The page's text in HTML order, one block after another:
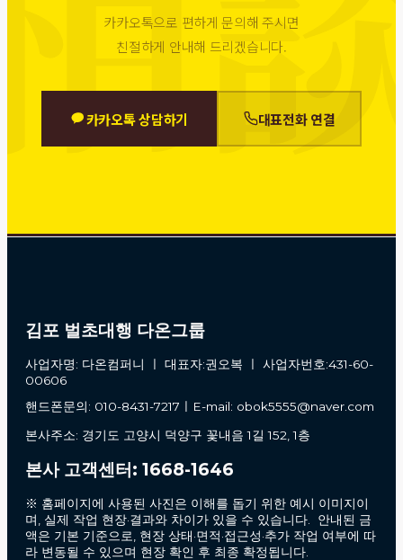
카카오톡으로 편하게 문의해 주시면
친절하게 안내해 드리겠습니다.
카카오톡 상담하기 대표전화 연결
김포 벌초대행 다온그룹
사업자명: 다온컴퍼니 ㅣ 대표자:권오복 ㅣ 사업자번호:431-60-
00606
핸드폰문의: 010-8431-7217ㅣE-mail: obok5555@naver.com
본사주소: 경기도 고양시 덕양구 꽃내음 1길 152, 1층
본사 고객센터: 1668-1646
※ 홈페이지에 사용된 사진은 이해를 돕기 위한 예시 이미지이
며, 실제 작업 현장·결과와 차이가 있을 수 있습니다. 안내된 금
액은 기본 기준으로, 현장 상태·면적·접근성·추가 작업 여부에 따
라 변동될 수 있으며 현장 확인 후 최종 확정됩니다.